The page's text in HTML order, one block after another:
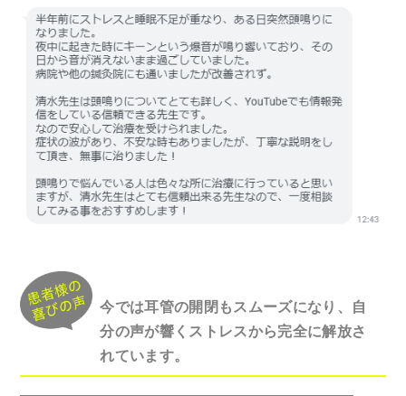
今では耳管の開閉もスムーズになり、自
分の声が響くストレスから完全に解放さ
れています。